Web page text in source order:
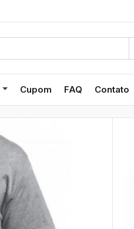
Cupom FAQ Contato